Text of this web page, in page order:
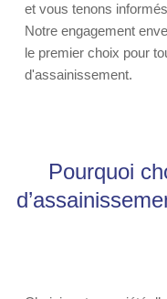
et vous tenons
Notre engagement
le premier choix pour
d'assainissement.
Pourquoi